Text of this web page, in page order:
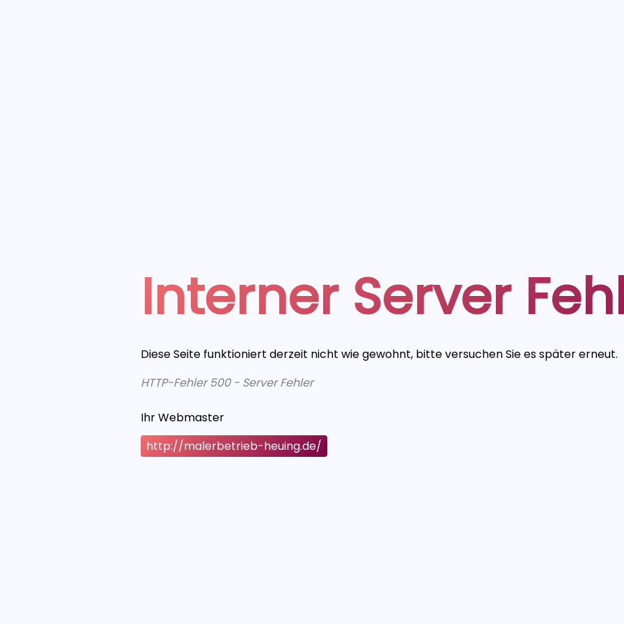
Interner Server
Diese Seite funktioniert derzeit nicht wie gewohnt, bitte versuchen Sie es später erneut.
HTTP-Fehler 500 - Server Fehler
Ihr Webmaster
http://malerbetrieb-heuing.de/